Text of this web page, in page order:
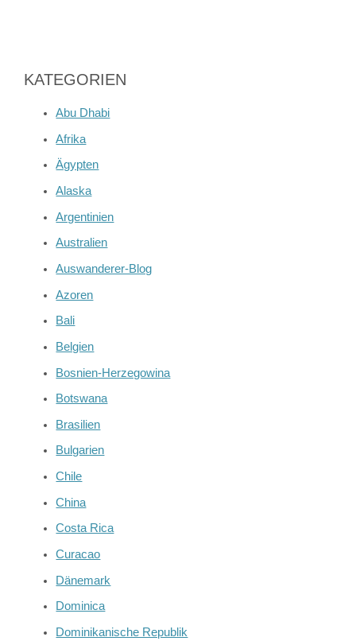
KATEGORIEN
Abu Dhabi
Afrika
Ägypten
Alaska
Argentinien
Australien
Auswanderer-Blog
Azoren
Bali
Belgien
Bosnien-Herzegowina
Botswana
Brasilien
Bulgarien
Chile
China
Costa Rica
Curacao
Dänemark
Dominica
Dominikanische Republik